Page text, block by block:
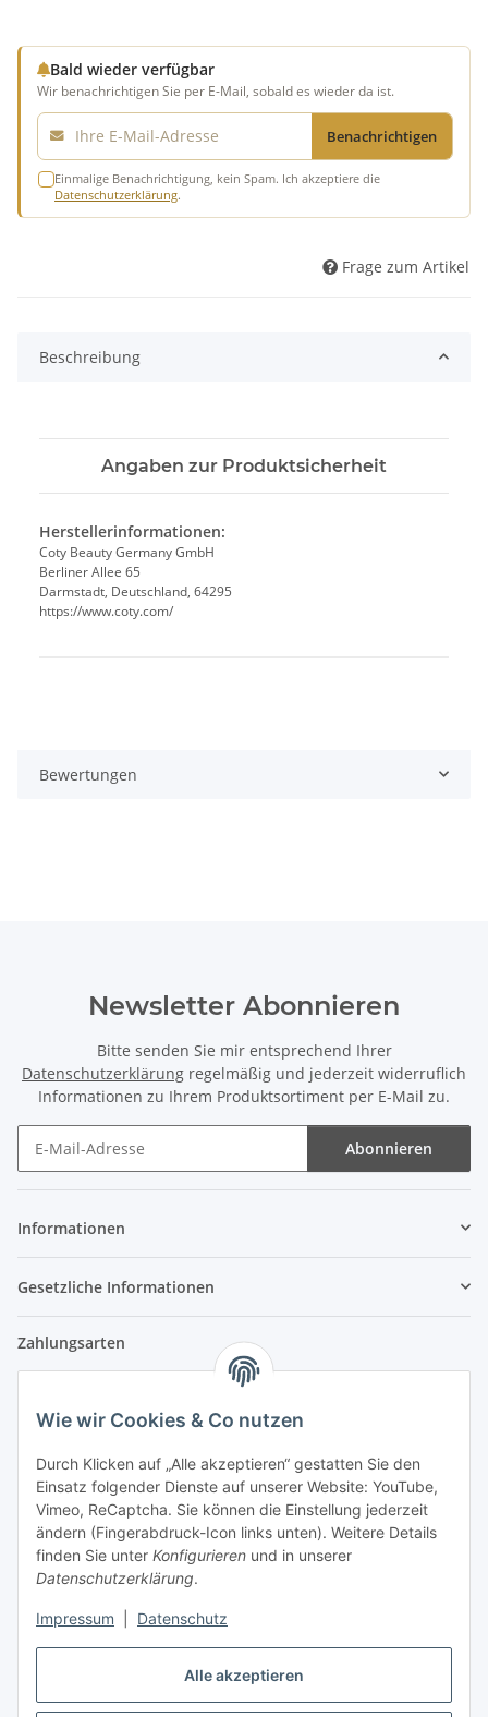
Alle akzeptieren
Wie wir Cookies & Co nutzen
Durch Klicken auf „Alle akzeptieren“ gestatten Sie den
Einsatz folgender Dienste auf unserer Website: YouTube,
Vimeo, ReCaptcha. Sie können die Einstellung jederzeit
ändern (Fingerabdruck-Icon links unten). Weitere Details
finden Sie unter Konfigurieren und in unserer
Datenschutzerklärung.
Impressum Datenschutz
Bald wieder verfügbar
Wir benachrichtigen Sie per E-Mail, sobald es wieder da ist.
E-Mail
Benachrichtigen
Einmalige Benachrichtigung, kein Spam. Ich akzeptiere die
Datenschutzerklärung.
Frage zum Artikel
Beschreibung
Angaben zur Produktsicherheit
Herstellerinformationen:
Coty Beauty Germany GmbH
Berliner Allee 65
Darmstadt, Deutschland, 64295
https://www.coty.com/
Bewertungen
Newsletter Abonnieren
Bitte senden Sie mir entsprechend Ihrer
Datenschutzerklärung regelmäßig und jederzeit widerruflich
Informationen zu Ihrem Produktsortiment per E-Mail zu.
Abonnieren
Informationen
Gesetzliche Informationen
Zahlungsarten
Versandpartner
Partner
Vertrag widerrufen